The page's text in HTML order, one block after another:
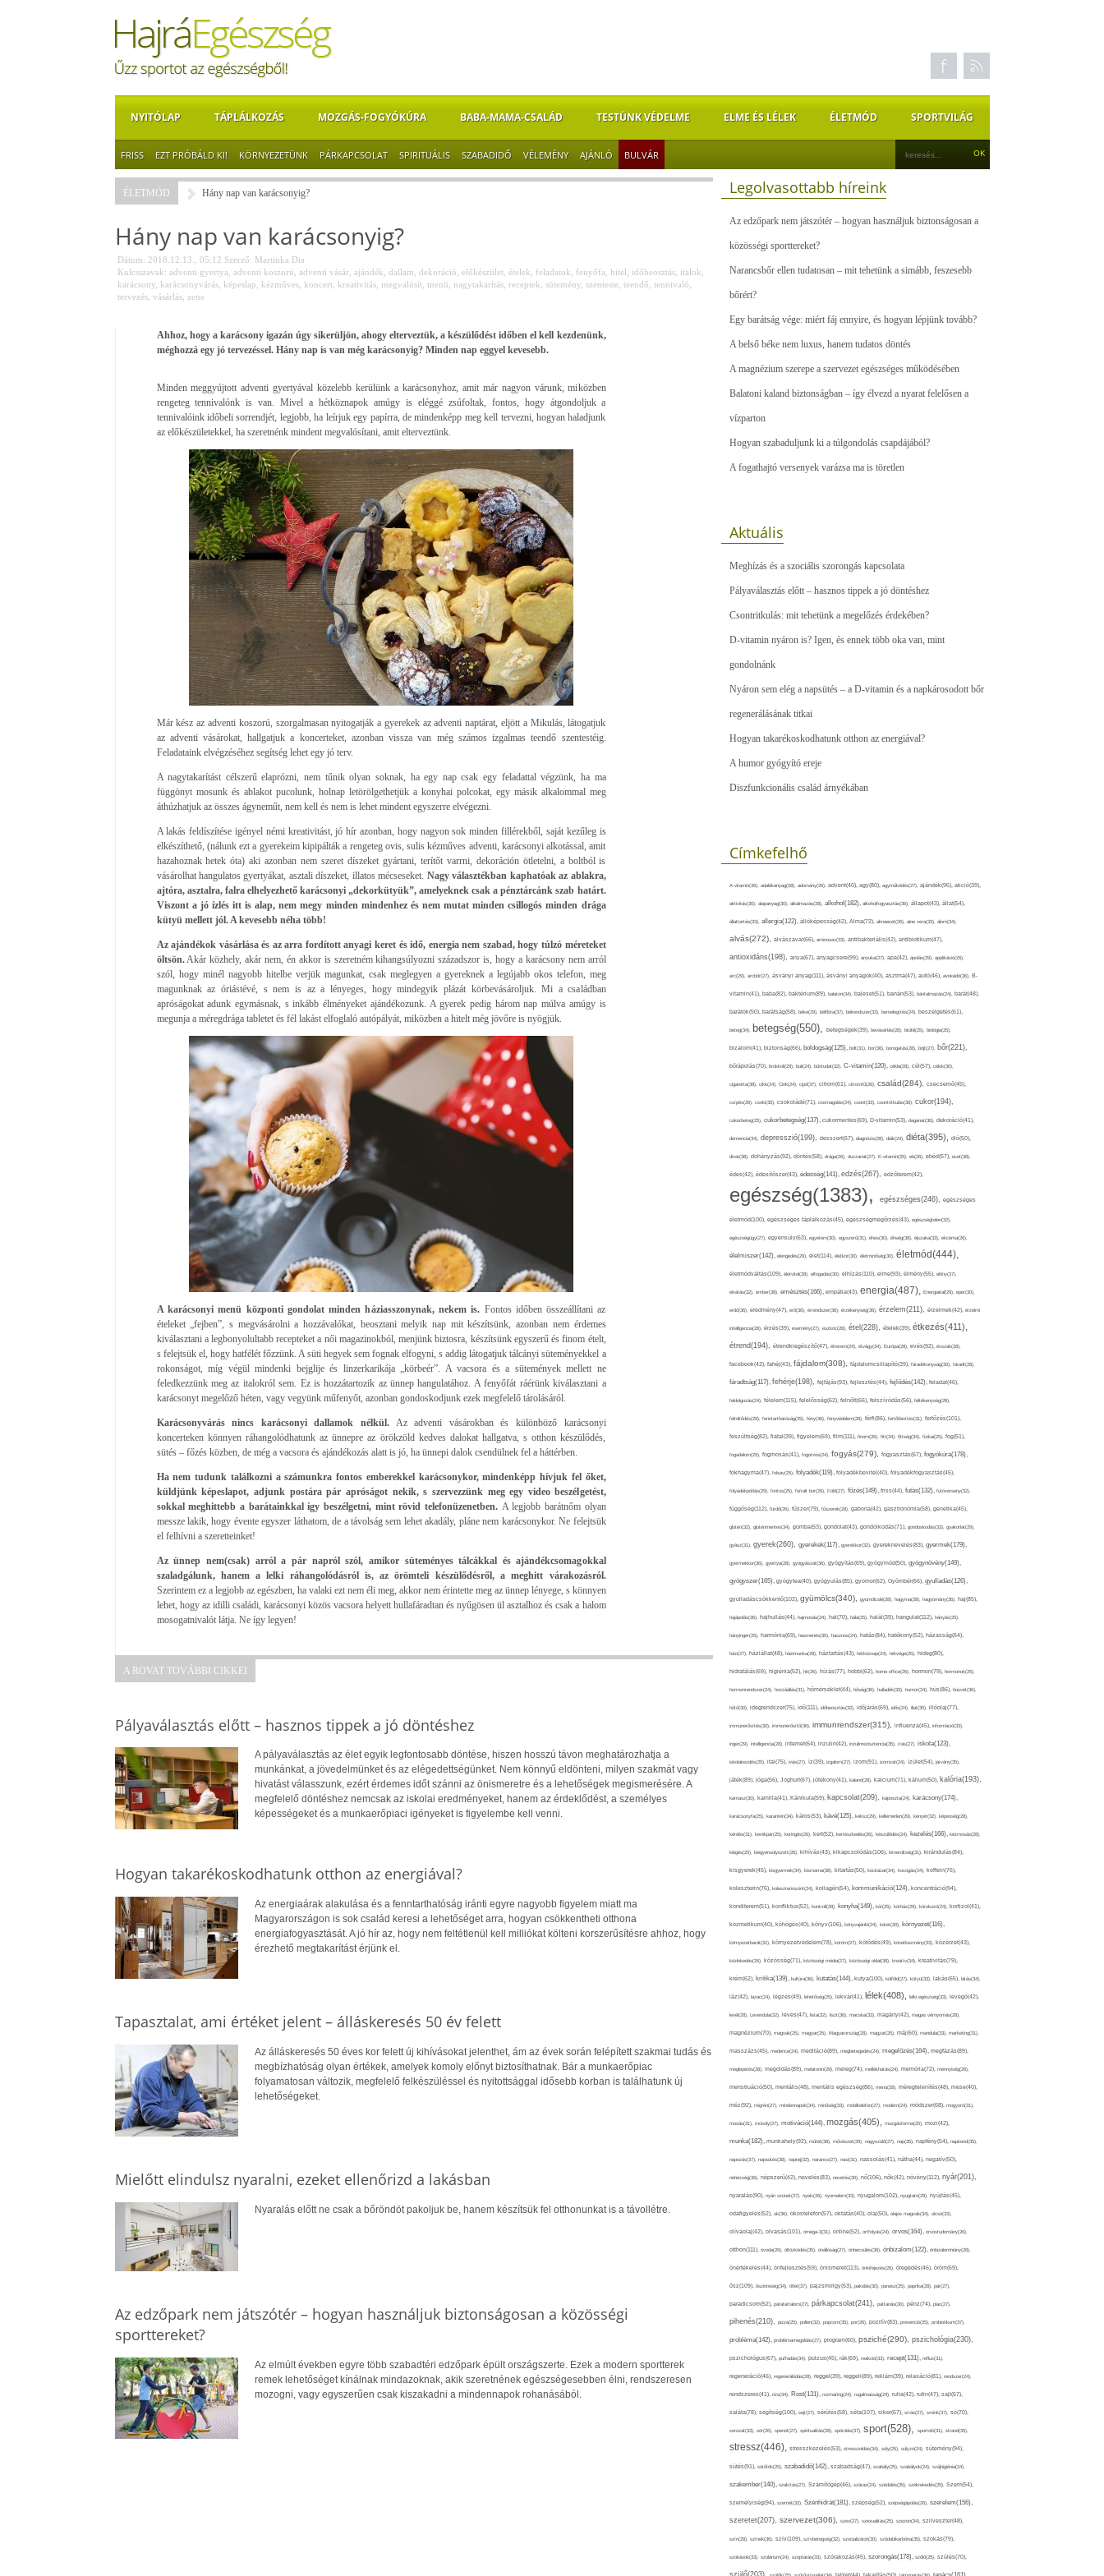
NYITÓLAP TÁPLÁLKOZÁS MOZGÁS-FOGYÓKÚRA BABA-MAMA-CSALÁD TESTÜNK VÉDELME ELME ÉS LÉLEK ÉLETMÓD SPORTVILÁG
FRISS EZT PRÓBÁLD KI! KÖRNYEZETÜNK PÁRKAPCSOLAT SPIRITUÁLIS SZABADIDŐ VÉLEMÉNY AJÁNLÓ BULVÁR
ÉLETMÓD Hány nap van karácsonyig?
Hány nap van karácsonyig?
Dátum: 2018.12.13., 05:12 Szerző: Martinka Dia
Kulcsszavak: adventi gyertya adventi koszorú adventi vásár, ajándék dallam dekoráció előkészület, ételek feladatok fenyőfa hitel időbeosztás, italok
karácsony, karácsonyvárás, képeslap kézműves, koncert, kreativitás, megvalósít, menü nagytakarítás, receptek sütemény, szenteste, teendő tennivaló
tervezés, vásárlás, zene
Ahhoz, hogy a karácsony igazán úgy sikerüljön, ahogy elterveztük, a készülődést időben el kell kezdenünk,
méghozzá egy jó tervezéssel. Hány nap is van még karácsonyig? Minden nap eggyel kevesebb.
Minden meggyújtott adventi gyertyával közelebb kerülünk a karácsonyhoz, amit már nagyon várunk, miközben
rengeteg tennivalónk is van. Mivel a hétköznapok amúgy is eléggé zsúfoltak, fontos, hogy átgondoljuk a
tennivalóink időbeli sorrendjét, legjobb, ha leírjuk egy papírra, de mindenképp meg kell tervezni, hogyan haladjunk
az előkészületekkel, ha szeretnénk mindent megvalósítani, amit elterveztünk.
Már kész az adventi koszorú, szorgalmasan nyitogatják a gyerekek az adventi naptárat, eljött a Mikulás, látogatjuk
az adventi vásárokat, hallgatjuk a koncerteket, azonban vissza van még számos izgalmas teendő szentestéig.
Feladataink elvégzéséhez segítség lehet egy jó terv.
A nagytakarítást célszerű elaprózni, nem tűnik olyan soknak, ha egy nap csak egy feladattal végzünk, ha ma
függönyt mosunk és ablakot pucolunk, holnap letörölgethetjük a konyhai polcokat, egy másik alkalommal meg
áthúzhatjuk az összes ágyneműt, nem kell és nem is lehet mindent egyszerre elvégezni.
A lakás feldíszítése igényel némi kreativitást, jó hír azonban, hogy nagyon sok minden fillérekből, saját kezűleg is
elkészíthető, (nálunk ezt a gyerekeim kipipálták a rengeteg ovis, sulis kézműves adventi, karácsonyi alkotással, amit
hazahoznak hetek óta) aki azonban nem szeret díszeket gyártani, terítőt varrni, dekoráción ötletelni, a boltból is
vásárolhat hangulatos gyertyákat, asztali díszeket, illatos mécseseket. Nagy választékban kaphatóak az ablakra,
ajtóra, asztalra, falra elhelyezhető karácsonyi „dekorkütyük”, amelyeknek csak a pénztárcánk szab határt.
Viszont a jó ízlés itt is alap, nem megy minden mindenhez és nem mutat minden csillogós minden drága
kütyü mellett jól. A kevesebb néha több!
Az ajándékok vásárlása és az arra fordított anyagi keret és idő, energia nem szabad, hogy túlzó méreteket
öltsön.Akár közhely, akár nem, én akkor is szeretném kihangsúlyozni századszor is, hogy a karácsony nem arról
szól, hogy minél nagyobb hitelbe verjük magunkat, csak meglegyen a gyereknek a legújabb okos telefon, meg
magunknak az óriástévé, s nem is az a lényeges, hogy mindegyik plázát körbevásároljuk. Mi a családban
apróságokat adunk egymásnak, s inkább élményeket ajándékozunk. A gyerek pedig három nap múlva amúgy is
megunja a méregdrága tabletet és fél lakást elfoglaló autópályát, miközben a hitelt még jövőre is nyögjük.
A karácsonyi menü központi gondolat minden háziasszonynak, nekem is. Fontos időben összeállítani az
ételeket „fejben”, s megvásárolni a hozzávalókat, beosztani melyik nap mit készítsünk, azonban nem érdemes
kiválasztani a legbonyolultabb recepteket a női magazinokból, menjünk biztosra, készítsünk egyszerű és finom ételt,
s felejtsük el, hogy hatfélét főzzünk. A süti hegyek sem fognak elfogyni, s addig látogatjuk tálcányi süteményekkel a
rokonságot, míg végül mindenki bejglije és linzerkarikája „körbeér”. A vacsora és a sütemények mellett ne
feledkezzünk meg az italokról sem. Ez is hozzátartozik az ünnep hangulatához. A fenyőfát ráérünk kiválasztani a
karácsonyt megelőző héten, vagy vegyünk műfenyőt, azonban gondoskodjunk ezek megfelelő tárolásáról.
Karácsonyvárás nincs karácsonyi dallamok nélkül.Az adventi vásárokban és különböző karácsonyi
koncerteken könnyen ráhangolódhatunk az ünnepre az örökzöld kedves dalokat hallgatva, s otthon készülődés,
sütés – főzés közben, de még a vacsora és ajándékozás alatt is jó, ha ünnepi dalok csendülnek fel a háttérben.
Ha nem tudunk találkozni a számunkra fontos emberekkel karácsonykor, mindenképp hívjuk fel őket,
küldjünk képeslapot, adjunk postára pár apróságot nekik, s szervezzünk meg egy video beszélgetést,
sokkal meghittebb a barátainkkal így beszélgetni, mint rövid telefonüzenetben. A legjobb barátnőm olyan
messze lakik, hogy évente egyszer láthatom, de a távolság sem lehet akadály, pláne nem karácsonykor. Ne felejtsük
el felhívni a szeretteinket!
Az ünnep nem(csak) arról a pár napról szól, amikor süteményes tálcákkal és ajándékcsomagokkal
szaladgálunk, hanem a lelki ráhangolódásról is, az örömteli készülődésről, a meghitt várakozásról.
Szerintem ez a legjobb az egészben, ha valaki ezt nem éli meg, akkor nem érintette meg az ünnep lényege, s könnyen
lehet, hogy az idilli családi, karácsonyi közös vacsora helyett hullafáradtan és nyűgösen ül asztalhoz és csak a halom
mosogatnivalót látja. Ne így legyen!
A ROVAT TOVÁBBI CIKKEI
Pályaválasztás előtt – hasznos tippek a jó döntéshez
A pályaválasztás az élet egyik legfontosabb döntése, hiszen hosszú távon meghatározhatja a
munkánkat, a jövedelmünket és az elégedettségünket. Nem könnyű eldönteni, milyen szakmát vagy
hivatást válasszunk, ezért érdemes időt szánni az önismeretre és a lehetőségek megismerésére. A
megfelelő döntéshez nemcsak az iskolai eredményeket, hanem az érdeklődést, a személyes
képességeket és a munkaerőpiaci igényeket is figyelembe kell venni.
Hogyan takarékoskodhatunk otthon az energiával?
Az energiaárak alakulása és a fenntarthatóság iránti egyre nagyobb figyelem miatt ma
Magyarországon is sok család keresi a lehetőséget arra, hogyan csökkentheti otthona
energiafogyasztását. A jó hír az, hogy nem feltétlenül kell milliókat költeni korszerűsítésre ahhoz, hogy
érezhető megtakarítást érjünk el.
Tapasztalat, ami értéket jelent – álláskeresés 50 év felett
Az álláskeresés 50 éves kor felett új kihívásokat jelenthet, ám az évek során felépített szakmai tudás és
megbízhatóság olyan értékek, amelyek komoly előnyt biztosíthatnak. Bár a munkaerőpiac
folyamatosan változik, megfelelő felkészüléssel és nyitottsággal idősebb korban is találhatunk új
lehetőségeket.
Mielőtt elindulsz nyaralni, ezeket ellenőrizd a lakásban
Nyaralás előtt ne csak a bőröndöt pakoljuk be, hanem készítsük fel otthonunkat is a távollétre.
Az edzőpark nem játszótér – hogyan használjuk biztonságosan a közösségi
sporttereket?
Az elmúlt években egyre több szabadtéri edzőpark épült országszerte. Ezek a modern sportterek
remek lehetőséget kínálnak mindazoknak, akik szeretnének egészségesebben élni, rendszeresen
mozogni, vagy egyszerűen csak kiszakadni a mindennapok rohanásából.
Legolvasottabb híreink
Az edzőpark nem játszótér – hogyan használjuk biztonságosan a
közösségi sporttereket?
Narancsbőr ellen tudatosan – mit tehetünk a simább, feszesebb
bőrért?
Egy barátság vége: miért fáj ennyire, és hogyan lépjünk tovább?
A belső béke nem luxus, hanem tudatos döntés
A magnézium szerepe a szervezet egészséges működésében
Balatoni kaland biztonságban – így élvezd a nyarat felelősen a
vízparton
Hogyan szabaduljunk ki a túlgondolás csapdájából?
A fogathajtó versenyek varázsa ma is töretlen
Aktuális
Meghízás és a szociális szorongás kapcsolata
Pályaválasztás előtt – hasznos tippek a jó döntéshez
Csontritkulás: mit tehetünk a megelőzés érdekében?
D-vitamin nyáron is? Igen, és ennek több oka van, mint
gondolnánk
Nyáron sem elég a napsütés – a D-vitamin és a napkárosodott bőr
regenerálásának titkai
Hogyan takarékoskodhatunk otthon az energiával?
A humor gyógyító ereje
Diszfunkcionális család árnyékában
Címkefelhő
A-vitamin(36), adalékanyag(28), adomány(26), advent(40), agy(80), agyműködés(27), ajándék(95), akció(39),
aktivitás(30), alapanyag(30), alkalmazás(28), alkohol(182), alkoholfogyasztás(36), állapot(43), állat(54),
állattartás(33), allergia(122), állóképesség(42), Alma(72), almaecet(26), aloe vera(33), álom(34),
alvás(272), alvászavar(66), aminosav(33), antibakteriális(42), antibiotikum(47),
antioxidáns(198), anya(67), anyagcsere(99), anyuka(27), apa(42), ápolás(29), applikáció(26),
arc(29), arcbőr(27), ásványi anyag(111), ásványi anyagok(40), asztma(47), autó(46), avokádó(36), B-
vitamin(41), baba(82), baktérium(89), balaton(34), baleset(51), banán(53), bántalmazás(24), barát(48),
barátok(50), barátság(58), béke(29), bélflóra(37), bélrendszer(33), bemelegítés(24), beszélgetés(61),
beteg(34), betegség(550), betegségek(39), bevásárlás(28), bicikli(25), biológia(25),
bizalom(41), biztonság(66), boldogság(125), bolt(31), bor(36), borogatás(28), böjt(27), bőr(221),
bőrápolás(70), brokkoli(29), buli(24), bűntudat(32), C-vitamin(120), cékla(28), cél(57), célok(30),
cigaretta(38), cikk(24), Cink(24), cipő(37), citrom(61), citromfű(26), család(284), csecsemő(45),
csípés(26), csoki(35), csokoládé(71), csomagolás(24), csont(33), csontritkulás(36), cukor(194),
cukorbeteg(25), cukorbetegség(137), cukormentes(69), D-vitamin(53), daganat(36), dekoráció(41),
demencia(34), depresszió(199), desszert(67), diagnózis(28), diák(24), diéta(395), dió(50),
divat(38), dohányzás(92), döntés(58), drága(26), duzzanat(27), E-vitamin(25), eb(26), ebéd(57), ecet(38),
édes(42), édesítőszer(43), édesség(141), edzés(267), edzőterem(42),
egészség(1383), egészséges(246), egészséges
életmód(100), egészséges táplálkozás(45), egészségmegőrzés(43), egészségtelen(32),
egészségügy(27), egyensúly(63), egyetem(30), egyszerű(31), éhes(30), éhség(38), éjszaka(33), ekcéma(26),
élelmiszer(142), elengedés(29), élet(114), életkor(30), életminőség(30), életmód(444),
életmódváltás(109), életvitel(28), elfogadás(30), elhízás(110), elme(93), élmény(55), előny(37),
elvárás(32), ember(38), emésztés(166), empátia(43), energia(487), Energiaital(29), eper(30),
erdő(36), eredmény(47), erő(36), érrendszer(36), érzékenység(36), érzelem(211), érzelmek(42), érzelmi
intelligencia(28), érzés(39), esemény(27), eszköz(28), étel(228), ételek(39), étkezés(411),
étrend(194), étrendkiegészítő(47), étterem(24), étvágy(34), Európa(28), evés(92), évszak(28),
facebook(42), fahéj(43), fájdalom(308), fájdalomcsillapító(39), fáradékonyság(30), fáradt(28),
fáradtság(117), fehérje(198), fejfájás(93), fejlesztés(44), fejlődés(142), feladat(46),
feldolgozás(24), félelem(115), felelősség(62), felnőtt(66), felszívódás(56), féltékenység(26),
feltöltődés(29), fenntarthatóság(29), fény(36), fényvédelem(28), férfi(86), fertőtlenítés(31), fertőzés(101),
feszültség(82), fiatal(39), figyelem(69), film(111), finom(26), fitt(34), fittség(34), fizikai(25), fog(51),
fogadalom(25), fogmosás(41), fogorvos(24), fogyás(279), fogyasztás(67), fogyókúra(178),
fokhagyma(47), folsav(25), folyadék(119), folyadékbevitel(40), folyadékfogyasztás(45),
folyadékpótlás(29), fontos(25), forralt bor(26), Föld(27), főzés(149), friss(44), futás(132), futóverseny(32),
függőség(112), fürdő(26), fűszer(79), fűszerek(28), gabona(42), gasztronómia(58), genetika(45),
glutén(32), gluténmentes(34), gomba(53), gondolat(43), gondolkodás(71), gondoskodás(33), gyakorlat(29),
gyász(31), gyerek(260), gyerekek(117), gyerekkor(32), gyereknevelés(83), gyermek(179),
gyermekkor(36), gyertya(28), gyógyászat(36), gyógyítás(69), gyógymód(50), gyógynövény(149),
gyógyszer(165), gyógytea(40), gyógyulás(85), gyomor(62), Gyömbér(66), gyulladás(126),
gyulladáscsökkentő(102), gyümölcs(340), gyümölcslé(28), hagyma(28), hagyomány(36), haj(85),
hajápolás(36), hajhullás(44), hajmosás(24), hal(70), hála(25), halál(39), hangulat(112), hányás(25),
hányinger(25), harmónia(69), hasmenés(35), hasznos(24), hatás(84), hatékony(52), házasság(64),
házi(27), háziállat(48), házimunka(28), háztartás(43), hétköznap(24), hétvége(25), hideg(80),
hidratálás(69), higiénia(52), hit(26), hízás(77), hobbi(62), home office(26), hormon(79), hormonok(25),
hormonrendszer(24), hozzáállás(31), hőmérséklet(44), hőség(36), hulladék(33), humor(24), hús(86), húsvét(36),
hűtő(30), idegrendszer(75), idő(111), időbeosztás(32), időjárás(69), idős(24), illat(30), illóolaj(77),
immunerősítés(30), immunerősítő(36), immunrendszer(315), influenza(45), információ(33),
inger(29), intelligencia(28), internet(64), inzulin(42), inzulinrezisztencia(35), írás(27), iskola(123),
iskolakezdés(25), ital(75), ivás(27), íz(39), izgalom(27), izom(91), izomzat(24), ízület(54), járvány(35),
játék(89), jóga(56), Joghurt(67), jótékony(41), kaland(28), kalcium(71), kálium(50), kalória(193),
kamasz(30), kamilla(41), Kánikula(59), kapcsolat(209), káposzta(24), karácsony(174),
karácsonyfa(25), karantén(34), káros(53), kávé(125), keksz(29), kellemetlen(29), kenyér(32), képesség(28),
kérdés(31), kerékpár(25), keringés(26), kert(52), kertészkedés(26), készülődés(24), kezelés(166), kézmosás(28),
kiégés(25), kiegyensúlyozott(26), kihívás(43), kikapcsolódás(106), kimerültség(31), kirándulás(84),
kisgyerek(45), kisgyermek(34), kismama(38), kitartás(50), kockázat(34), kocogás(24), koffein(76),
koleszterin(76), koleszterinszint(24), kollagén(54), kommunikáció(124), koncentráció(94),
konditerem(51), konfliktus(52), kontroll(28), konyha(149), kór(25), kórház(29), kórokozó(24), kortizol(41),
kozmetikum(40), köhögés(40), könyv(106), könyvajánló(24), köret(30), környezet(116),
környezetbarát(31), környezetvédelem(78), köröm(27), kötődés(49), következmény(33), közérzet(43),
közlekedés(26), közösség(71), közösségi média(27), közösségi oldal(38), kreatív(34), kreativitás(79),
krém(62), kritika(139), kultúra(36), kutatás(144), kutya(100), külföld(27), kütyü(33), lakás(65), látás(34),
láz(42), lazac(24), légzés(49), lehetőség(25), lekvár(41), lélek(408), lelki egészség(33), levegő(42),
levél(28), Levendula(32), leves(47), lista(32), liszt(36), macska(33), magány(42), magas vérnyomás(28),
magnézium(70), magvak(25), magyar(25), Magyarország(28), magzat(25), máj(60), mandula(33), marketing(31),
masszázs(45), medence(24), meditáció(89), megbetegedés(24), megelőzés(164), megfázás(89),
meglepetés(28), megoldás(89), melatonin(29), meleg(74), mellékhatás(24), memória(72), mennyiség(26),
menstruáció(50), mentális(48), mentális egészség(86), menü(28), méregtelenítés(48), mese(40),
méz(92), migrén(27), mindennapok(34), minőség(33), mobiltelefon(27), modern(24), módszer(68), mogyoró(31),
mosás(31), mosoly(27), motiváció(144), mozgás(405), mozgásforma(25), mozi(42),
munka(182), munkahely(92), műtét(38), művészet(29), nagyszülő(27), nap(35), napfény(54), napirend(35),
napozás(37), napsütés(38), naptej(32), narancs(27), nasi(31), nassolás(41), nátha(44), negatív(50),
nehézség(36), népszerű(42), nevelés(83), nevetés(30), nő(106), nők(42), növény(112), nyár(201),
nyaralás(90), nyári szünet(27), nyelv(26), nyomelem(33), nyugalom(102), nyugtató(29), nyújtás(45),
odafigyelés(52), ok(36), okostelefon(57), oktatás(40), olaj(50), olajos magvak(34), olcsó(33),
olívaolaj(42), olvasás(101), omega-3(31), online(52), orrfolyás(24), orvos(164), orvostudomány(26),
otthon(111), óvoda(26), öltözködés(35), önállóság(27), önbecsülés(36), önbizalom(122), önbizalomhiány(28),
önértékelés(44), önfejlesztés(59), önismeret(113), önkifejezés(26), öregedés(46), öröm(69),
ősz(109), őszinteség(34), ötlet(37), pajzsmirigy(53), pakolás(30), panasz(25), paprika(28), pár(27),
paradicsom(52), páratartalom(27), párkapcsolat(241), pattanás(30), pénz(74), piac(27),
pihenés(210), pizza(25), pollen(32), popcorn(35), por(26), pozitív(83), prevenció(25), probiotikum(37),
probléma(142), problémamegoldás(27), program(60), psziché(290), pszichológia(230),
pszichológus(67), puffadás(34), pulzus(45), rák(69), reakció(33), recept(131), reflux(31),
regeneráció(46), regenerálódás(28), reggel(39), reggeli(89), reklám(39), relaxáció(81), rendszer(24),
rendszeres(41), rizs(34), Rost(131), rozmaring(24), rugalmasság(24), ruha(42), rutin(47), sajt(67),
saláta(78), segítség(100), sejt(27), sérülés(58), séta(107), siker(67), sírás(27), smink(37), só(70),
sorozat(33), sör(26), spenót(27), spiritualitás(28), spórolás(37), sport(528), sportoló(31), strand(35),
stressz(446), stresszkezelés(53), stresszoldás(34), súly(25), súlyzó(24), sütemény(94),
sütés(91), sütőtök(25), szabadidő(142), szabadság(47), szabály(25), szabályok(24), szájhigiénia(24),
szakember(140), szakítás(27), Számítógép(46), száraz(24), szédülés(35), székrekedés(25), Szem(54),
személyiség(94), szemét(32), Szénhidrát(181), szépség(52), szépségápolás(26), szerelem(156),
szeretet(207), szervezet(306), szex(27), szexualitás(25), szezon(34), szilveszter(48),
szín(28), színek(36), szív(109), szívbetegség(32), szocializáció(30), szódabikarbóna(35), szokás(79),
szokások(33), szolárium(24), szoptatás(33), szórakozás(45), szorongás(178), szőlő(25), szülés(70),